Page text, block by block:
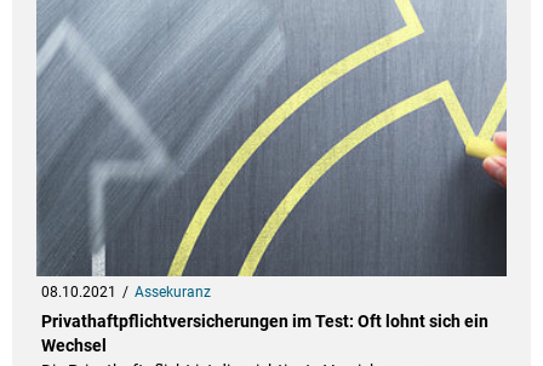
08.10.2021 Assekuranz
Privathaftpflichtversicherungen im Test: Oft lohnt sich ein
Wechsel